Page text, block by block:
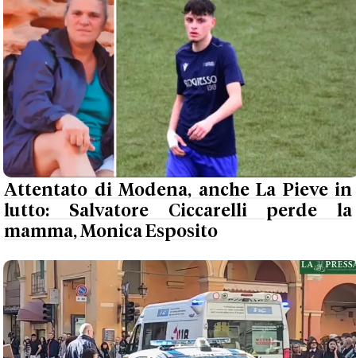
Attentato di Modena, anche La Pieve in
lutto: Salvatore Ciccarelli perde la
mamma, Monica Esposito